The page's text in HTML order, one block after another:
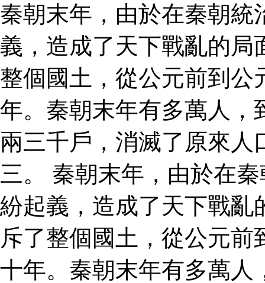
秦朝末年，由於在秦朝統
義，造成了天下戰亂的局
整個國土，從公元前到公
年。秦朝末年有多萬人，
兩三千戶，消滅了原來
三。 秦朝末年，由於在
紛起義，造成了天下戰亂
斥了整個國土，從公元
十年。秦朝末年有多萬人